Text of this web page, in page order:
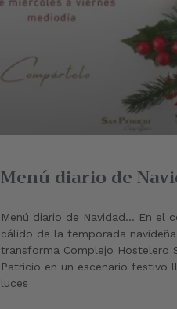
Menú diario de
Menú diario de Navidad… En el
cálido de la temporada
transforma Complejo Hostelero
Patricio en un escenario festivo
luces